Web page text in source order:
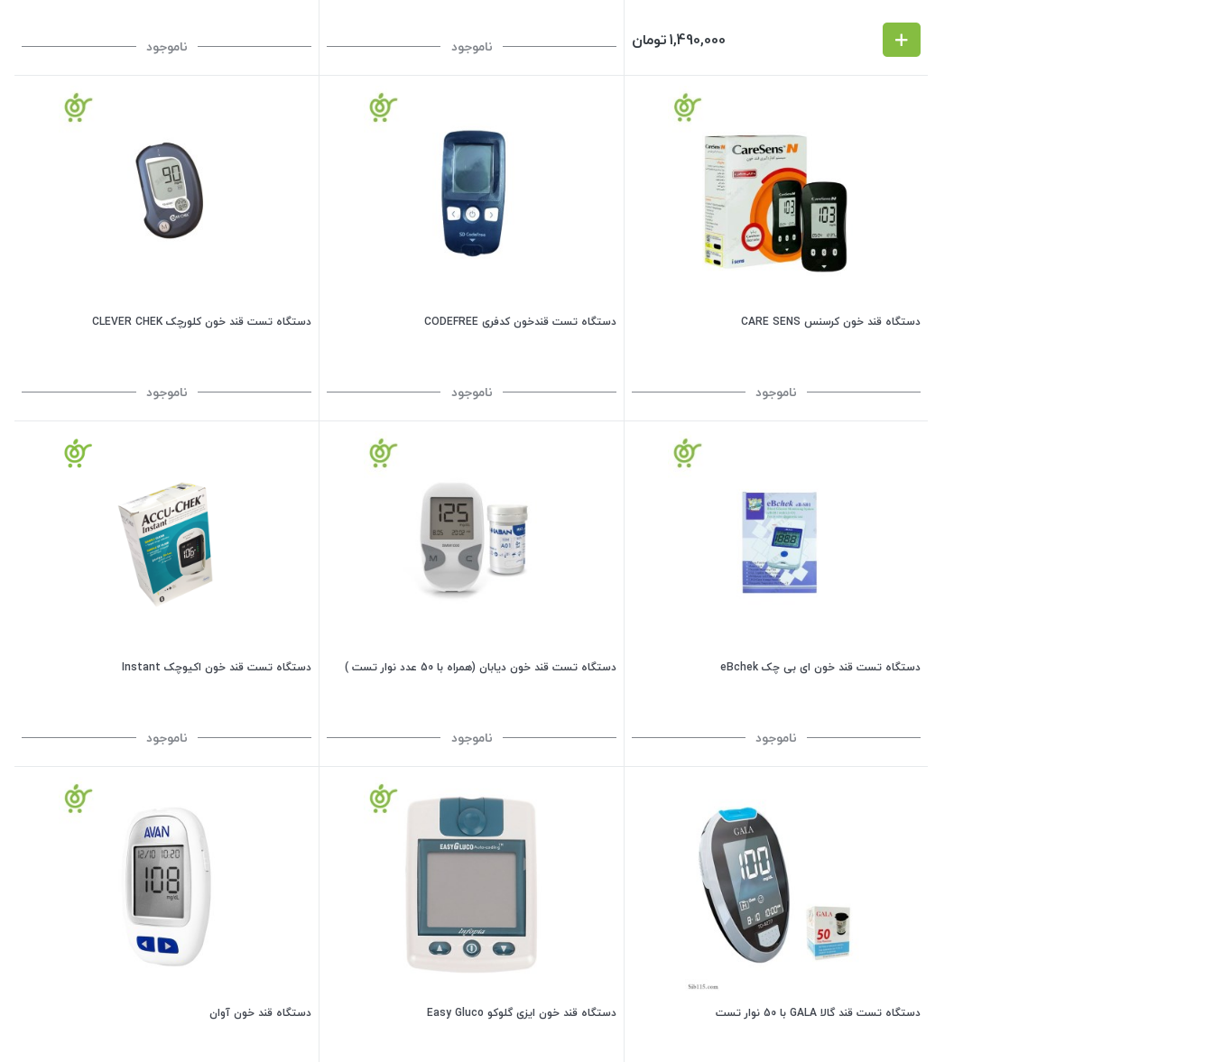
1,490,000تومان ناموجود ناموجود
دستگاه قند خون کرسنس CARE SENS
ناموجود
دستگاه تست قندخون کدفری CODEFREE
ناموجود
دستگاه تست قند خون کلورچک CLEVER CHEK
ناموجود
دستگاه تست قند خون ای بی چک eBchek
ناموجود
دستگاه تست قند خون دیابان (همراه با 50 عدد نوار تست )
ناموجود
دستگاه تست قند خون اکیوچک Instant
ناموجود
دستگاه تست قند گالا GALA با 50 نوار تست دستگاه قند خون ایزی گلوکو Easy Gluco دستگاه قند خون آوان